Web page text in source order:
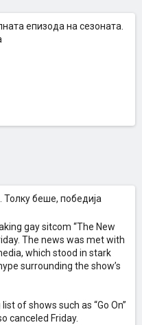
епизода на сезоната.
беше, победија
gay sitcom “The New
The news was met with
which stood in stark
surrounding the show’s
of shows such as “Go On”
canceled Friday.